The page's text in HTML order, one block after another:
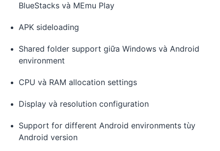
BlueStacks và MEmu Play
APK sideloading
Shared folder support giữa Windows và Android
environment
CPU và RAM allocation settings
Display và resolution configuration
Support for different Android environments tùy
Android version